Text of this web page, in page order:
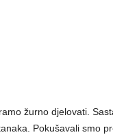
žurno djelovati.
Pokušavali smo